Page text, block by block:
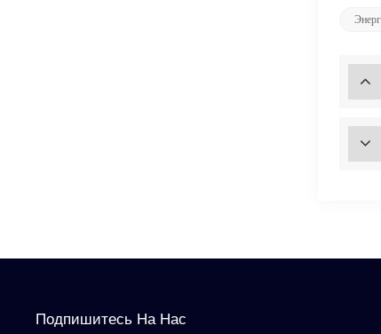
Подпишитесь На Нас